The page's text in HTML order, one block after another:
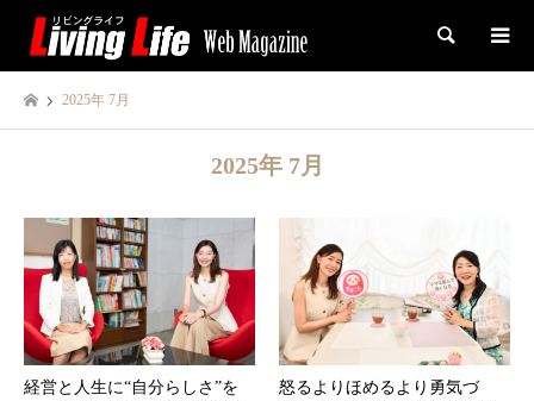
検索
2025年 7月
2025年 7月
経営と人生に“自分らしさ”を
怒るよりほめるより勇気づ